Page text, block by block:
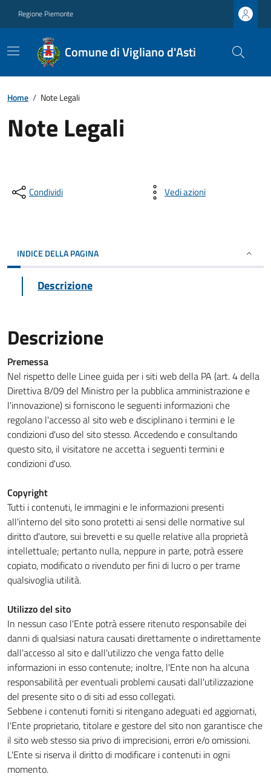
Regione Piemonte
Comune di Vigliano d'Asti
Home / Note Legali
Note Legali
Condividi Vedi azioni
INDICE DELLA PAGINA
Descrizione
Descrizione
Premessa
Nel rispetto delle Linee guida per i siti web della PA (art. 4 della
Direttiva 8/09 del Ministro per la pubblica amministrazione e
l'innovazione) si forniscono le seguenti informazioni che
regolano l'accesso al sito web e disciplinano i termini e le
condizioni d'uso del sito stesso. Accedendo e consultando
questo sito, il visitatore ne accetta i seguenti termini e
condizioni d'uso.
Copyright
Tutti i contenuti, le immagini e le informazioni presenti
all'interno del sito sono protetti ai sensi delle normative sul
diritto d'autore, sui brevetti e su quelle relative alla proprietà
intellettuale; pertanto nulla, neppure in parte, potrà essere
copiato, modificato o rivenduto per fini di lucro o per trarne
qualsivoglia utilità.
Utilizzo del sito
In nessun caso l'Ente potrà essere ritenuto responsabile dei
danni di qualsiasi natura causati direttamente o indirettamente
dall'accesso al sito e dall'utilizzo che venga fatto delle
informazioni in esso contenute; inoltre, l'Ente non ha alcuna
responsabilità per eventuali problemi causati dall'utilizzazione
del presente sito o di siti ad esso collegati.
Sebbene i contenuti forniti si ritengano adeguati ed aggiornati,
l'Ente proprietario, titolare e gestore del sito non garantisce che
il sito web stesso sia privo di imprecisioni, errori e/o omissioni.
L'Ente si riserva il diritto di modificare i contenuti in ogni
momento.